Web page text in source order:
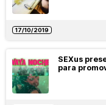
17/10/2019
SEXus
para